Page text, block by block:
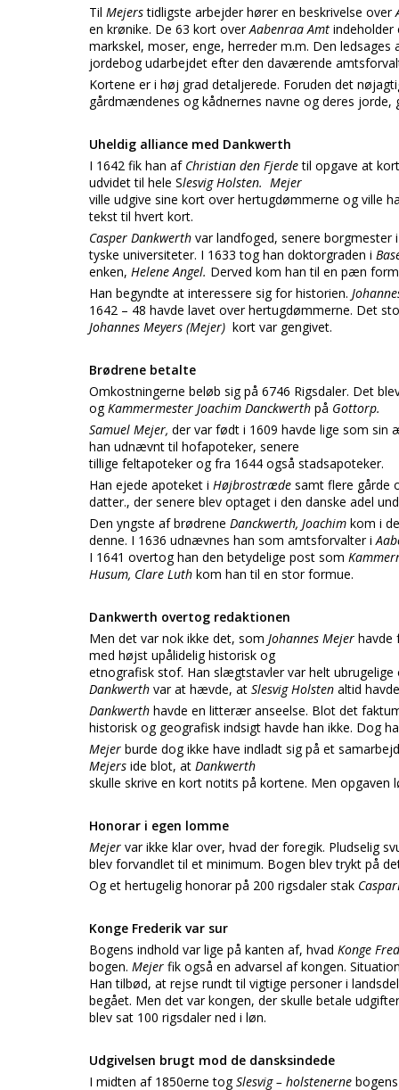
Til Mejerstidligste arbejder hører en beskrivelse over
en krønike. De 63 kort overAabenraa Amt indeholder
markskel, moser, enge, herreder m.m. Den ledsages
jordebog udarbejdet efter den daværende
Kortene er i høj grad detaljerede. Foruden det
gårdmændenes og kådnernes navne og deres jorde,
Uheldig alliance med Dankwerth
I 1642 fik han af Christian den Fjerdetil opgave at
udvidet til hele Slesvig Holsten. Mejer
ville udgive sine kort over hertugdømmerne og ville
tekst til hvert kort.
Casper Dankwerth var landfoged, senere borgmester
tyske universiteter. I 1633 tog han doktorgraden i
enken, Helene Angel. Derved kom han til en pæn
Han begyndte at interessere sig for historien.
1642 – 48 havde lavet over hertugdømmerne. Det
Johannes Meyers (Mejer) kort var gengivet.
Brødrene betalte
Omkostningerne beløb sig på 6746 Rigsdaler. Det
ogKammermester Joachim Danckwerth på Gottorp.
Samuel Mejer, der var født i 1609 havde lige som
han udnævnt til hofapoteker, senere
tillige feltapoteker og fra 1644 også stadsapoteker.
Han ejede apoteket i Højbrostræde samt flere gårde
datter., der senere blev optaget i den danske adel
Den yngste af brødrene Danckwerth, Joachim kom i
denne. I 1636 udnævnes han som amtsforvalter i
I 1641 overtog han den betydelige post som
Husum, Clare Luth kom han til en stor formue.
Dankwerth overtog redaktionen
Men det var nok ikke det, som Johannes Mejer havde
med højst upålidelig historisk og
etnografisk stof. Han slægtstavler var helt
Dankwerth var at hævde, at Slesvig Holsten altid
Dankwerth havde en litterær anseelse. Blot det
historisk og geografisk indsigt havde han ikke. Dog
Mejer burde dog ikke have indladt sig på et
Mejers ide blot, at Dankwerth
skulle skrive en kort notits på kortene. Men opgaven
Honorar i egen lomme
Mejer var ikke klar over, hvad der foregik. Pludselig
blev forvandlet til et minimum. Bogen blev trykt på
Og et hertugelig honorar på 200 rigsdaler stak
Konge Frederik var sur
Bogens indhold var lige på kanten af, hvad Konge
bogen. Mejer fik også en advarsel af kongen.
Han tilbød, at rejse rundt til vigtige personer i
begået. Men det var kongen, der skulle betale
blev sat 100 rigsdaler ned i løn.
Udgivelsen brugt mod de dansksindede
I midten af 1850erne togSlesvig – holstenerne